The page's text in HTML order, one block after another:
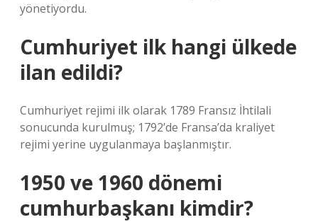
yönetiyordu.
Cumhuriyet ilk hangi ülkede
ilan edildi?
Cumhuriyet rejimi ilk olarak 1789 Fransız İhtilali
sonucunda kurulmuş; 1792’de Fransa’da kraliyet
rejimi yerine uygulanmaya başlanmıştır.
1950 ve 1960 dönemi
cumhurbaşkanı kimdir?